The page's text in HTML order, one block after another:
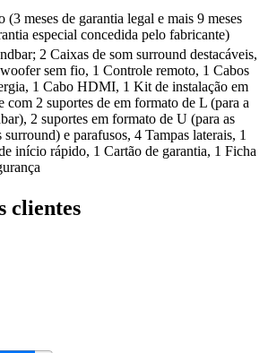
(3 meses de garantia legal e mais 9 meses
especial concedida pelo fabricante)
2 Caixas de som surround destacáveis,
sem fio, 1 Controle remoto, 1 Cabos
1 Cabo HDMI, 1 Kit de instalação em
com 2 suportes de em formato de L (para a
2 suportes em formato de U (para as
surround) e parafusos, 4 Tampas laterais, 1
início rápido, 1 Cartão de garantia, 1 Ficha
clientes